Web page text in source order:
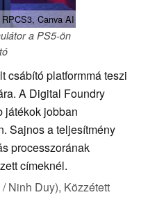
Canva AI
a PS5-ön
csábító platformmá teszi
A Digital Foundry
játékok jobban
Sajnos a teljesítmény
processzorának
címeknél.
Ninh Duy), Közzétett